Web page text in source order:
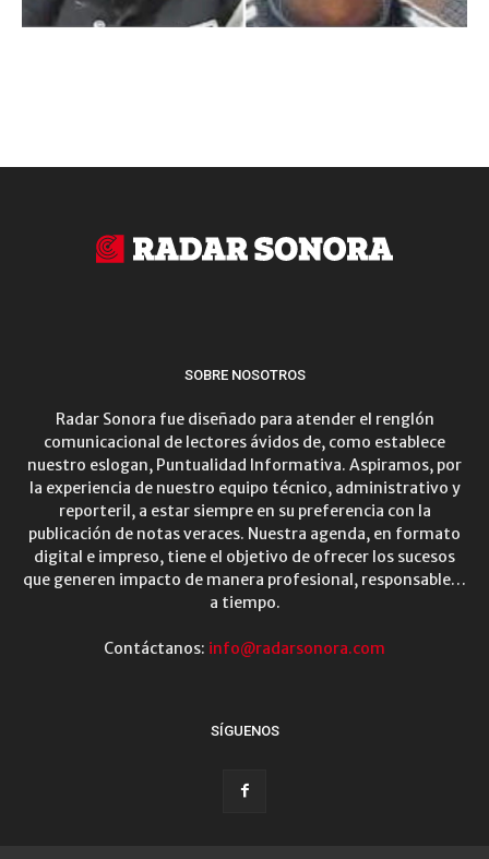
SOBRE NOSOTROS
Radar Sonora fue diseñado para atender el renglón
comunicacional de lectores ávidos de, como establece
nuestro eslogan, Puntualidad Informativa. Aspiramos, por
la experiencia de nuestro equipo técnico, administrativo y
reporteril, a estar siempre en su preferencia con la
publicación de notas veraces. Nuestra agenda, en formato
digital e impreso, tiene el objetivo de ofrecer los sucesos
que generen impacto de manera profesional, responsable…
a tiempo.
Contáctanos: info@radarsonora.com
SÍGUENOS